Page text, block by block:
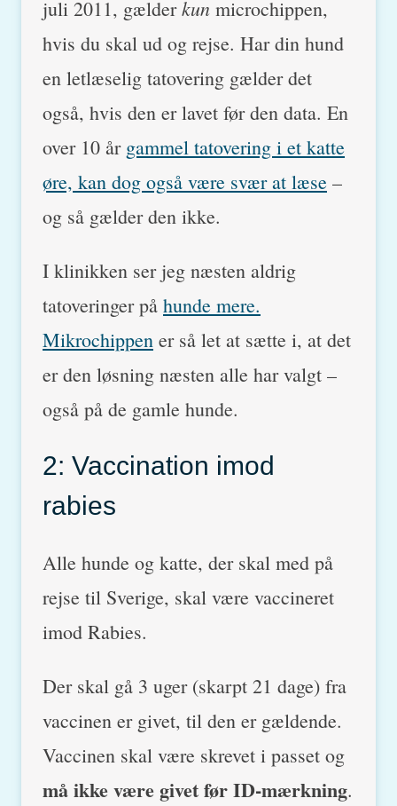
juli 2011, gælderkun microchippen,
hvis du skal ud og rejse. Har din hund
en letlæselig tatovering gælder det
også, hvis den er lavet før den data. En
over 10 år gammel tatovering i et katte
øre, kan dog også være svær at læse –
og så gælder den ikke.
I klinikken ser jeg næsten aldrig
tatoveringer på hunde mere.
Mikrochippen er så let at sætte i, at det
er den løsning næsten alle har valgt –
også på de gamle hunde.
2: Vaccination imod
rabies
Alle hunde og katte, der skal med på
rejse til Sverige, skal være vaccineret
imod Rabies.
Der skal gå 3 uger (skarpt 21 dage) fra
vaccinen er givet, til den er gældende.
Vaccinen skal være skrevet i passet og
må ikke være givet før ID-mærkning.